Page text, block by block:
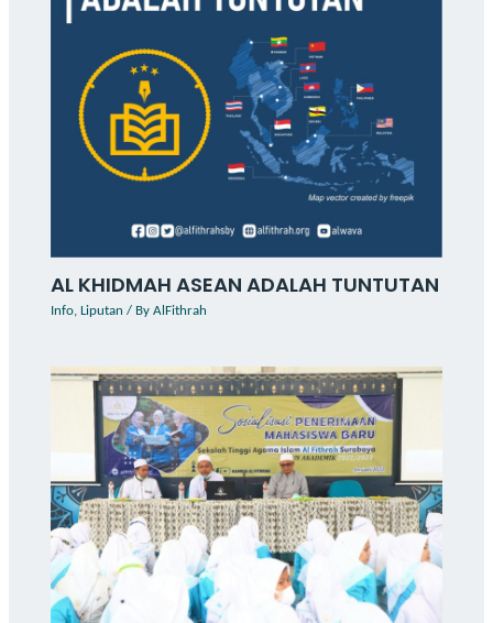
AL KHIDMAH ASEAN ADALAH TUNTUTAN
Info, Liputan / By AlFithrah